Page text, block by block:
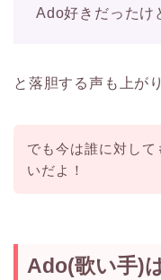
Ado好きだったけ
と落胆する声も上が
でも今は誰に対し
いだよ！
Ado(歌い手)